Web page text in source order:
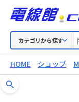
カテゴリから探す
HOME ショップ